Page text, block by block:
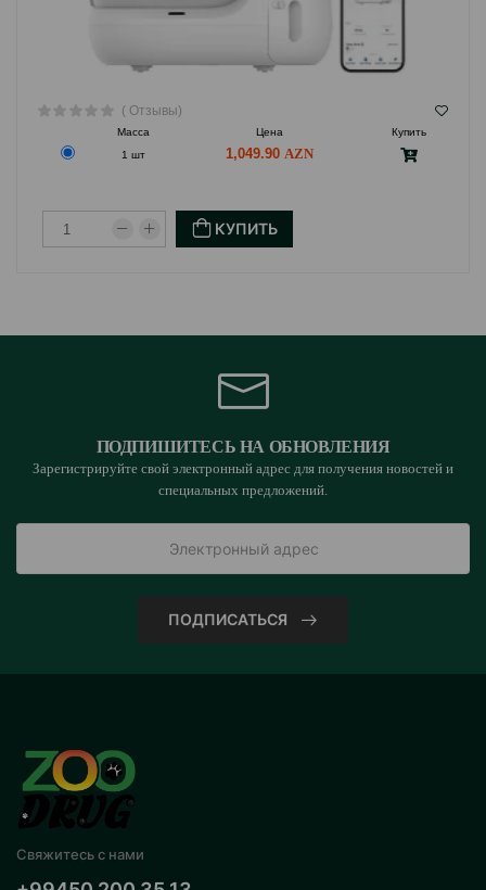
( Отзывы)
Масса Цена
Купить
1 шт
1,049.90
КУПИТЬ
ПОДПИШИТЕСЬ НА ОБНОВЛЕНИЯ
Зарегистрируйте свой электронный адрес для получения новостей и
специальных предложений.
ПОДПИСАТЬСЯ
Свяжитесь с нами